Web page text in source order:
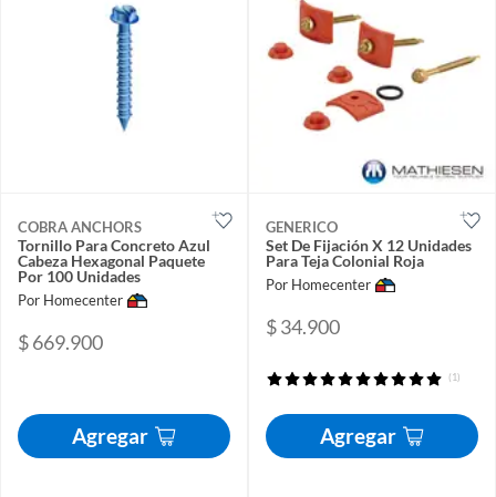
COBRA ANCHORS
Tornillo Para Concreto Azul
Cabeza Hexagonal Paquete
Por 100 Unidades
Por Homecenter
$ 669.900
Agregar
GENERICO
Set De Fijación X 12 Unidades
Para Teja Colonial Roja
Por Homecenter
$ 34.900
(1)
Agregar